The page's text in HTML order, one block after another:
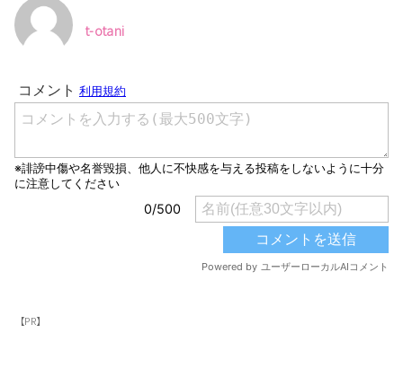
t-otani
【PR】